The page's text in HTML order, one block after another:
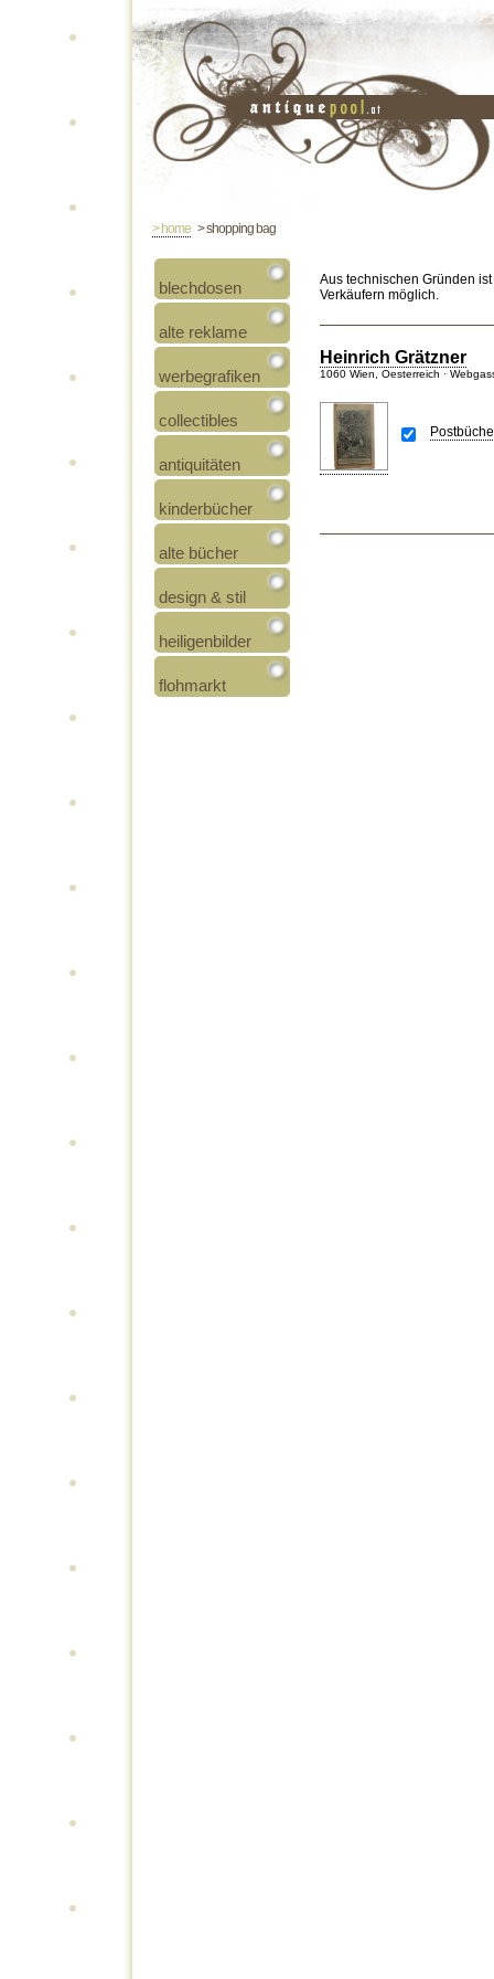
> home > shopping bag
blechdosen
alte reklame
werbegrafiken
collectibles
antiquitäten
kinderbücher
alte bücher
design & stil
heiligenbilder
flohmarkt
Aus technischen Gründen
Verkäufern möglich.
Heinrich Grätzner
1060 Wien, Oesterreich ·